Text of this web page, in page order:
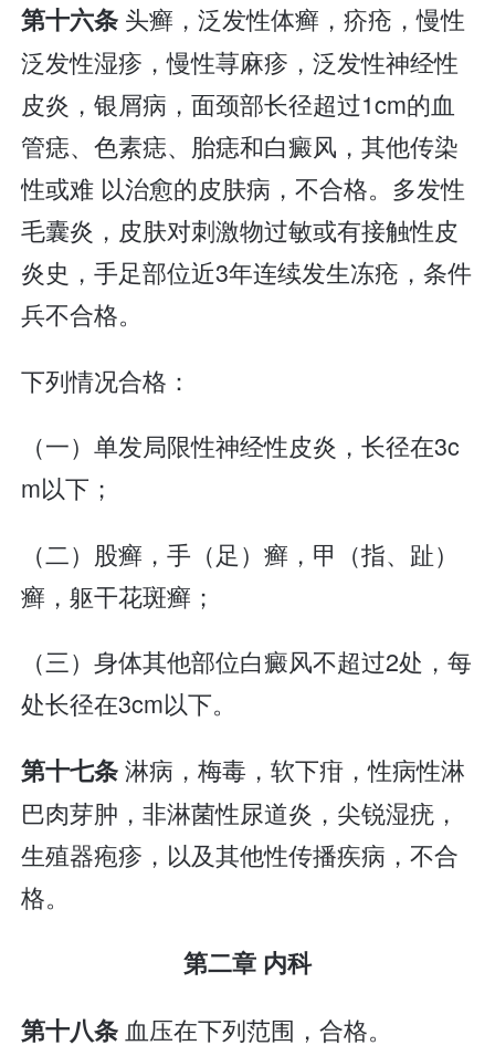
第十六条 头癣，泛发性体癣，疥疮，慢性
泛发性湿疹，慢性荨麻疹，泛发性神经性
皮炎，银屑病，面颈部长径超过1cm的血
管痣、色素痣、胎痣和白癜风，其他传染
性或难 以治愈的皮肤病，不合格。多发性
毛囊炎，皮肤对刺激物过敏或有接触性皮
炎史，手足部位近3年连续发生冻疮，条件
兵不合格。
下列情况合格：
（一）单发局限性神经性皮炎，长径在3c
m以下；
（二）股癣，手（足）癣，甲（指、趾）
癣，躯干花斑癣；
（三）身体其他部位白癜风不超过2处，每
处长径在3cm以下。
第十七条淋病，梅毒，软下疳，性病性淋
巴肉芽肿，非淋菌性尿道炎，尖锐湿疣，
生殖器疱疹，以及其他性传播疾病，不合
格。
第二章 内科
第十八条 血压在下列范围，合格。